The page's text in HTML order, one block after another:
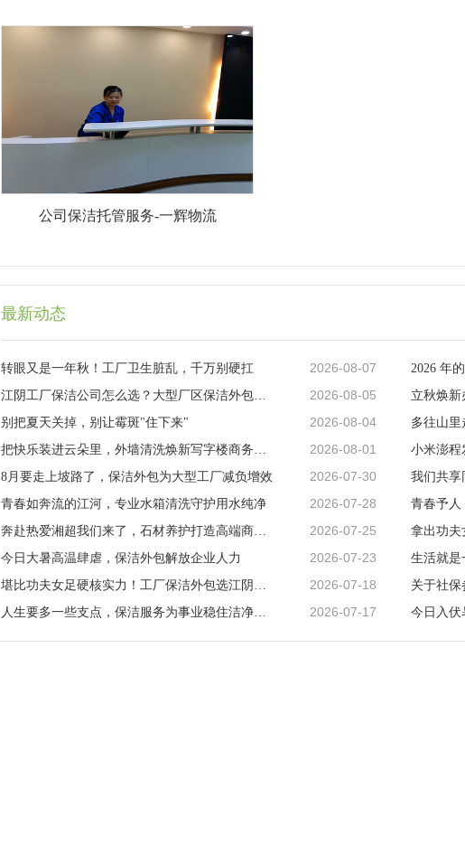
公司保洁托管服务-一辉物流
最新动态
转眼又是一年秋！工厂卫生脏乱，千万别硬扛 2026-08-07
江阴工厂保洁公司怎么选？大型厂区保洁外包方案与验收要点 2026-08-05
别把夏天关掉，别让霉斑"住下来" 2026-08-04
把快乐装进云朵里，外墙清洗焕新写字楼商务立面 2026-08-01
8月要走上坡路了，保洁外包为大型工厂减负增效 2026-07-30
青春如奔流的江河，专业水箱清洗守护用水纯净 2026-07-28
青春予人
奔赴热爱湘超我们来了，石材养护打造高端商务厅堂
2026-07-25
今日大暑高温肆虐，保洁外包解放企业人力 2026-07-23
生活就是
堪比功夫女足硬核实力！工厂保洁外包选江阴利民
2026-07-18
关于社
人生要多一些支点，保洁服务为事业稳住洁净底气
2026-07-17 今日入伏